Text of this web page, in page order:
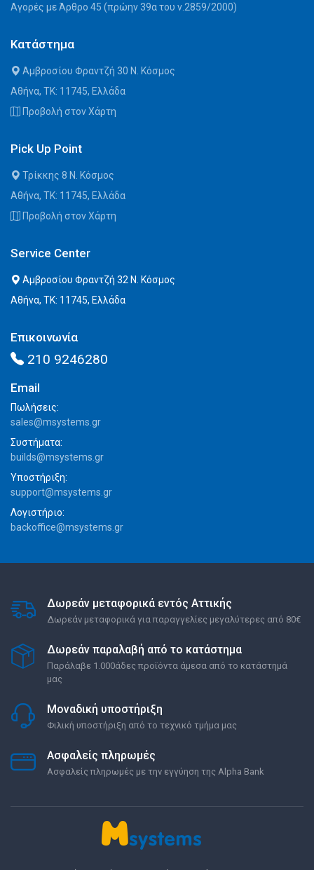
Αγορές με Άρθρο 45 (πρώην 39α του ν.2859/2000)
Κατάστημα
Αμβροσίου Φραντζή 30 Ν. Κόσμος
Αθήνα, ΤΚ: 11745, Ελλάδα
Προβολή στον Χάρτη
Pick Up Point
Τρίκκης 8 Ν. Κόσμος
Αθήνα, ΤΚ: 11745, Ελλάδα
Προβολή στον Χάρτη
Service Center
Αμβροσίου Φραντζή 32 Ν. Κόσμος
Αθήνα, ΤΚ: 11745, Ελλάδα
Επικοινωνία
210 9246280
Email
Πωλήσεις:
sales@msystems.gr
Συστήματα:
builds@msystems.gr
Υποστήριξη:
support@msystems.gr
Λογιστήριο:
backoffice@msystems.gr
Δωρεάν μεταφορικά εντός Αττικής
Δωρεάν μεταφορικά για παραγγελίες μεγαλύτερες από 80€
Δωρεάν παραλαβή από το κατάστημα
Παράλαβε 1.000άδες προϊόντα άμεσα από το κατάστημά
μας
Μοναδική υποστήριξη
Φιλική υποστήριξη από το τεχνικό τμήμα μας
Ασφαλείς πληρωμές
Ασφαλείς πληρωμές με την εγγύηση της Alpha Bank